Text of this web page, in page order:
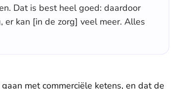
Dat is best heel goed: daardoor
er kan [in de zorg] veel meer. Alles
met commerciële ketens, en dat de